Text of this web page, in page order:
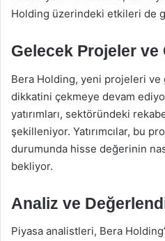
Holding üzerindeki etkileri de
Gelecek Projeler ve
Bera Holding, yeni projeleri ve
dikkatini çekmeye devam
yatırımları, sektöründeki
şekilleniyor. Yatırımcılar, bu
durumunda hisse değerinin
bekliyor.
Analiz ve
Piyasa analistleri, Bera